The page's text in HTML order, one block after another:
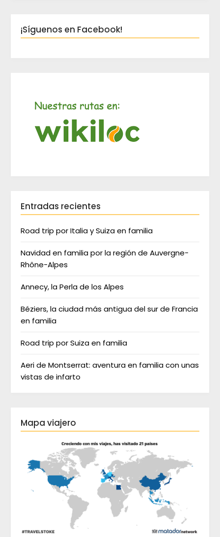
¡Síguenos en Facebook!
Entradas recientes
Road trip por Italia y Suiza en familia
Navidad en familia por la región de Auvergne-
Rhône-Alpes
Annecy, la Perla de los Alpes
Béziers, la ciudad más antigua del sur de Francia
en familia
Road trip por Suiza en familia
Aeri de Montserrat: aventura en familia con unas
vistas de infarto
Mapa viajero